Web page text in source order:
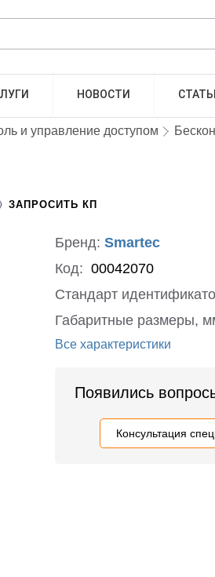
НОВОСТИ
и управление доступом
ЗАПРОСИТЬ КП
Бренд: Smartec
Код: 00042070
Стандарт
Габаритные размеры,
Все характеристики
Появились
Консультация